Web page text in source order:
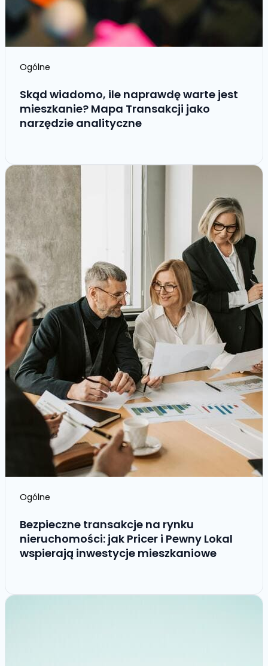
Ogólne
Skąd wiadomo, ile naprawdę warte jest
mieszkanie? Mapa Transakcji jako
narzędzie analityczne
Ogólne
Bezpieczne transakcje na rynku
nieruchomości: jak Pricer i Pewny Lokal
wspierają inwestycje mieszkaniowe